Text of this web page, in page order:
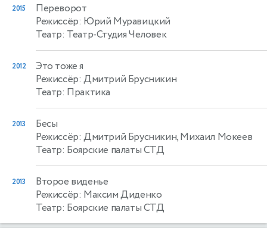
2015
Переворот
Режиссёр: Юрий Муравицкий
Театр: Театр-Студия Человек
2012
Это тоже я
Режиссёр: Дмитрий Брусникин
Театр: Практика
2013
Бесы
Режиссёр: Дмитрий Брусникин, Михаил Мокеев
Театр: Боярские палаты СТД
2013
Второе виденье
Режиссёр: Максим Диденко
Театр: Боярские палаты СТД